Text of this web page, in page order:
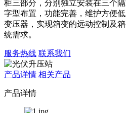
柜三部分，分别独立安装在三个
字型布置，功能完善，维护方便
变压器，实现箱变的远动控制及
统需求。
服务热线 联系我们
产品详情 相关产品
产品详情